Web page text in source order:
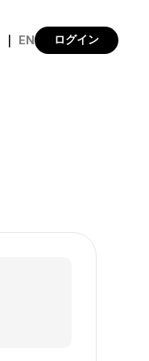
｜ EN ログイン